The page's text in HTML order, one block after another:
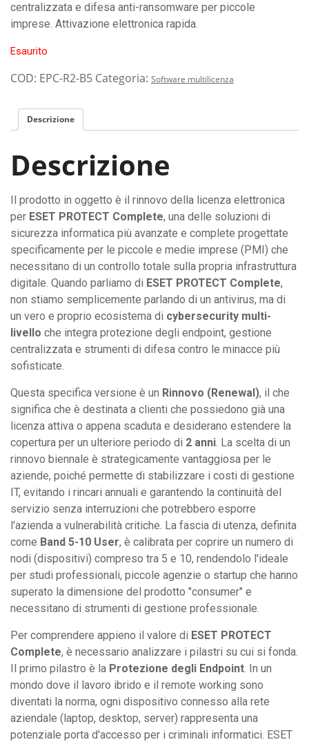
centralizzata e difesa anti-ransomware per piccole
imprese. Attivazione elettronica rapida.
Esaurito
COD: EPC-R2-B5 Categoria: Software multilicenza
Descrizione
Descrizione
Il prodotto in oggetto è il rinnovo della licenza elettronica
per ESET PROTECT Complete, una delle soluzioni di
sicurezza informatica più avanzate e complete progettate
specificamente per le piccole e medie imprese (PMI) che
necessitano di un controllo totale sulla propria infrastruttura
digitale. Quando parliamo di ESET PROTECT Complete,
non stiamo semplicemente parlando di un antivirus, ma di
un vero e proprio ecosistema di cybersecurity multi-
livello che integra protezione degli endpoint, gestione
centralizzata e strumenti di difesa contro le minacce più
sofisticate.
Questa specifica versione è un Rinnovo (Renewal), il che
significa che è destinata a clienti che possiedono già una
licenza attiva o appena scaduta e desiderano estendere la
copertura per un ulteriore periodo di 2 anni. La scelta di un
rinnovo biennale è strategicamente vantaggiosa per le
aziende, poiché permette di stabilizzare i costi di gestione
IT, evitando i rincari annuali e garantendo la continuità del
servizio senza interruzioni che potrebbero esporre
l'azienda a vulnerabilità critiche. La fascia di utenza, definita
come Band 5-10 User, è calibrata per coprire un numero di
nodi (dispositivi) compreso tra 5 e 10, rendendolo l'ideale
per studi professionali, piccole agenzie o startup che hanno
superato la dimensione del prodotto "consumer" e
necessitano di strumenti di gestione professionale.
Per comprendere appieno il valore di ESET PROTECT
Complete, è necessario analizzare i pilastri su cui si fonda.
Il primo pilastro è la Protezione degli Endpoint. In un
mondo dove il lavoro ibrido e il remote working sono
diventati la norma, ogni dispositivo connesso alla rete
aziendale (laptop, desktop, server) rappresenta una
potenziale porta d'accesso per i criminali informatici. ESET